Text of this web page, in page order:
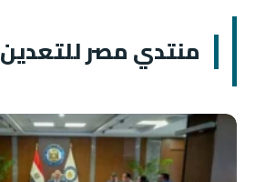
منتدي مصر للتعدين